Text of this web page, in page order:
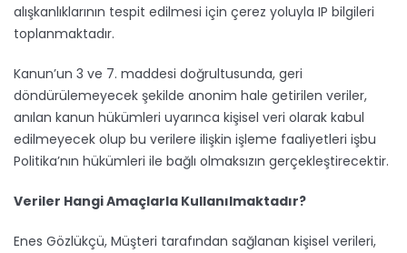
alışkanlıklarının tespit edilmesi için çerez yoluyla IP bilgileri
toplanmaktadır.
Kanun’un 3 ve 7. maddesi doğrultusunda, geri
döndürülemeyecek şekilde anonim hale getirilen veriler,
anılan kanun hükümleri uyarınca kişisel veri olarak kabul
edilmeyecek olup bu verilere ilişkin işleme faaliyetleri işbu
Politika’nın hükümleri ile bağlı olmaksızın gerçekleştirecektir.
Veriler Hangi Amaçlarla Kullanılmaktadır?
Enes Gözlükçü, Müşteri tarafından sağlanan kişisel verileri,